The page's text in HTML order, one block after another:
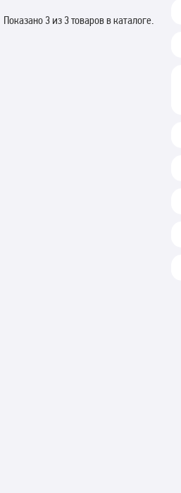
Показано 3 из 3 товаров в каталоге.